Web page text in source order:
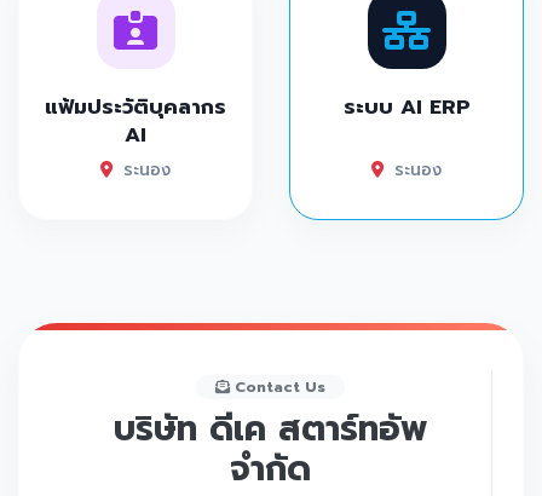
แฟ้มประวัติบุคลากร
AI
ระนอง
ระบบ AI ERP
ระนอง
Contact Us
บริษัท ดีเค สตาร์ทอัพ
จำกัด